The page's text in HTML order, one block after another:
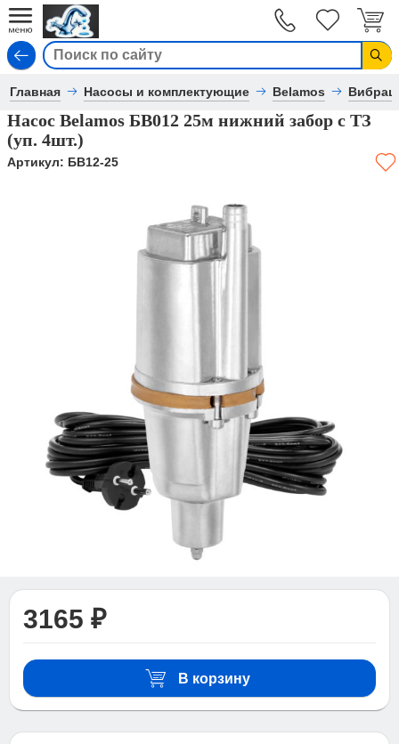
Главная Насосы и комплектующие Belamos
Насос Belamos БВ012 25м нижний забор с ТЗ
(уп. 4шт.)
Артикул: БВ12-25
3165 ₽
В корзину